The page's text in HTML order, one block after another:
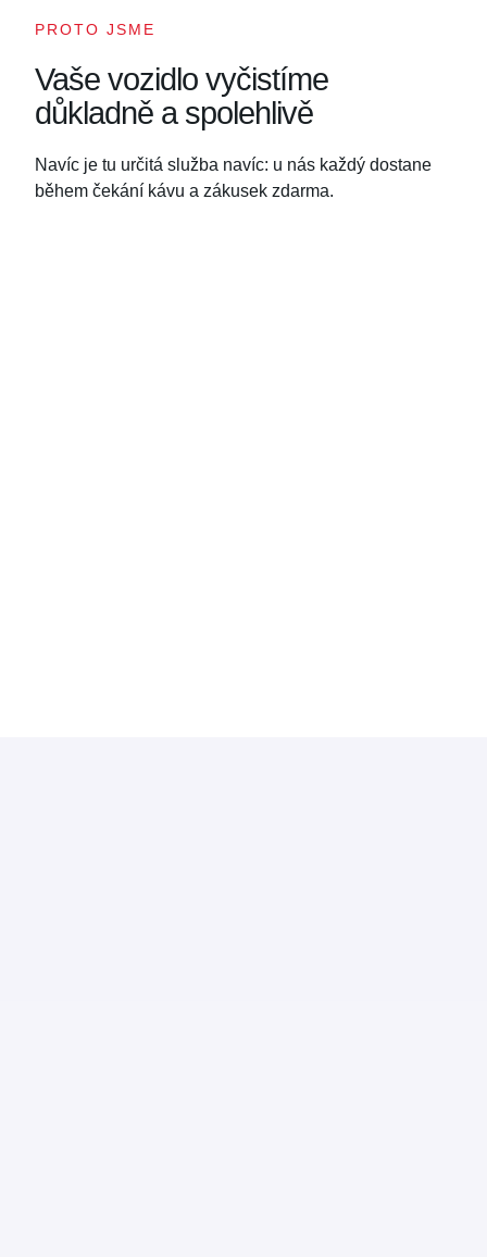
PROTO JSME
Vaše vozidlo vyčistíme
důkladně a spolehlivě
Navíc je tu určitá služba navíc: u nás každý dostane
během čekání kávu a zákusek zdarma.